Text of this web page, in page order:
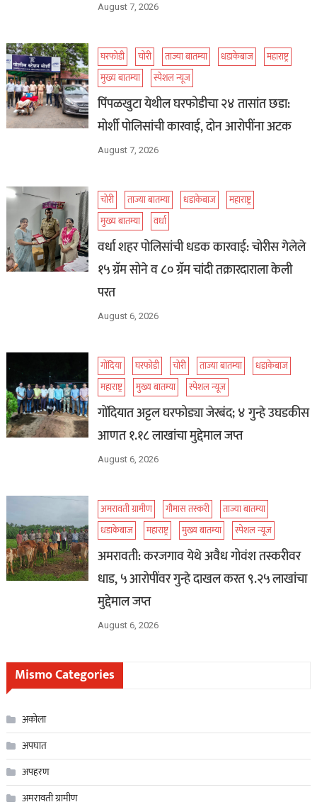
August 7, 2026
घरफोडी चोरी ताज्या बातम्या धडाकेबाज
महाराष्ट्र
मुख्य बातम्या
स्पेशल न्यूज
पिंपळखुटा येथील घरफोडीचा २४ तासांत छडा:
मोर्शी पोलिसांची कारवाई, दोन आरोपींना अटक
August 7, 2026
चोरी ताज्या बातम्या धडाकेबाज
महाराष्ट्र
मुख्य बातम्या
वर्धा
वर्धा शहर पोलिसांची धडक कारवाई: चोरीस गेलेले
१५ ग्रॅम सोने व ८० ग्रॅम चांदी तक्रारदाराला केली
परत
August 6, 2026
गोंदिया घरफोडी चोरी ताज्या बातम्या
धडाकेबाज
महाराष्ट्र
मुख्य बातम्या स्पेशल न्यूज
गोंदियात अट्टल घरफोड्या जेरबंद; ४ गुन्हे उघडकीस
आणत १.१८ लाखांचा मुद्देमाल जप्त
August 6, 2026
अमरावती ग्रामीण गौमास तस्करी
ताज्या बातम्या
धडाकेबाज
महाराष्ट्र मुख्य बातम्या स्पेशल न्यूज
अमरावती: करजगाव येथे अवैध गोवंश तस्करीवर
धाड, ५ आरोपींवर गुन्हे दाखल करत ९.२५ लाखांचा
मुद्देमाल जप्त
August 6, 2026
Mismo Categories
अकोला
अपघात
अपहरण
अमरावती ग्रामीण